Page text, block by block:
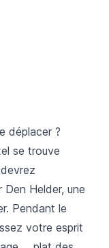
déplacer ?
se trouve
Helder, une
Pendant le
votre esprit